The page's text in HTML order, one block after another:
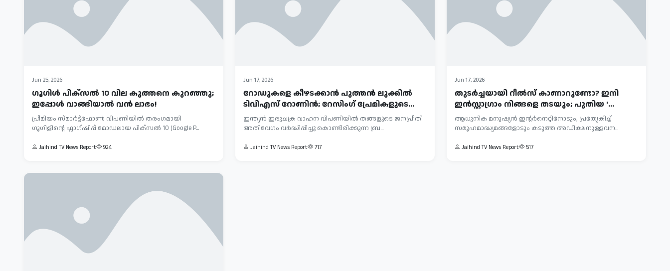
Jun 25, 2026
ഗൂഗിൾ പിക്സൽ 10 വില കുത്തനെ കുറഞ്ഞു;
ഇപ്പോൾ വാങ്ങിയാൽ വൻ ലാഭം!
പ്രീമിയം സ്മാർട്ട്ഫോൺ വിപണിയിൽ തരംഗമായി
ഗൂഗിളിന്റെ ഫ്ലാഗ്ഷിപ്പ് മോഡലായ പിക്സൽ 10 (Google P...
Jaihind TV News Report 924
Jun 17, 2026
റോഡുകളെ കീഴടക്കാൻ പുത്തൻ ലുക്കിൽ
ടിവിഎസ് റോണിൻ; റേസിംഗ് പ്രേമികളുടെ
നെ...
ഇന്ത്യൻ ഇരുചക്ര വാഹന വിപണിയിൽ തങ്ങളുടെ ജനപ്രീതി
അതിവേഗം വർദ്ധിപ്പിച്ചു കൊണ്ടിരിക്കുന്ന ബ്ര...
Jaihind TV News Report 717
Jun 17, 2026
തുടർച്ചയായി റീൽസ് കാണാറുണ്ടോ? ഇനി
ഇൻസ്റ്റാഗ്രാം നിങ്ങളെ തടയും; പുതിയ '...
ആധുനിക മനുഷ്യൻ ഇന്റര്‍നെറ്റിനോടും, പ്രത്യേകിച്ച്
സമൂഹമാദ്ധ്യമങ്ങളോടും കടുത്ത അഡിക്ഷനുള്ളവന...
Jaihind TV News Report 517